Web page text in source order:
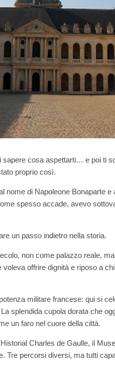
cosa aspettarti… e poi ti
proprio così.
di Napoleone Bonaparte
spesso accade, avevo
un passo indietro nella storia.
non come palazzo reale,
offrire dignità e riposo a
militare francese: qui si
splendida cupola dorata che
un faro nel cuore della città.
Charles de Gaulle, il
Tre percorsi diversi, ma tutti